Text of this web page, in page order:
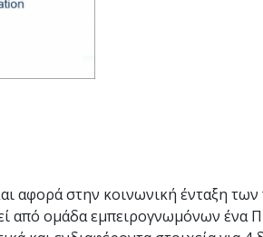
αφορά στην κοινωνική ένταξη
από ομάδα εμπειρογνωμόνων ένα